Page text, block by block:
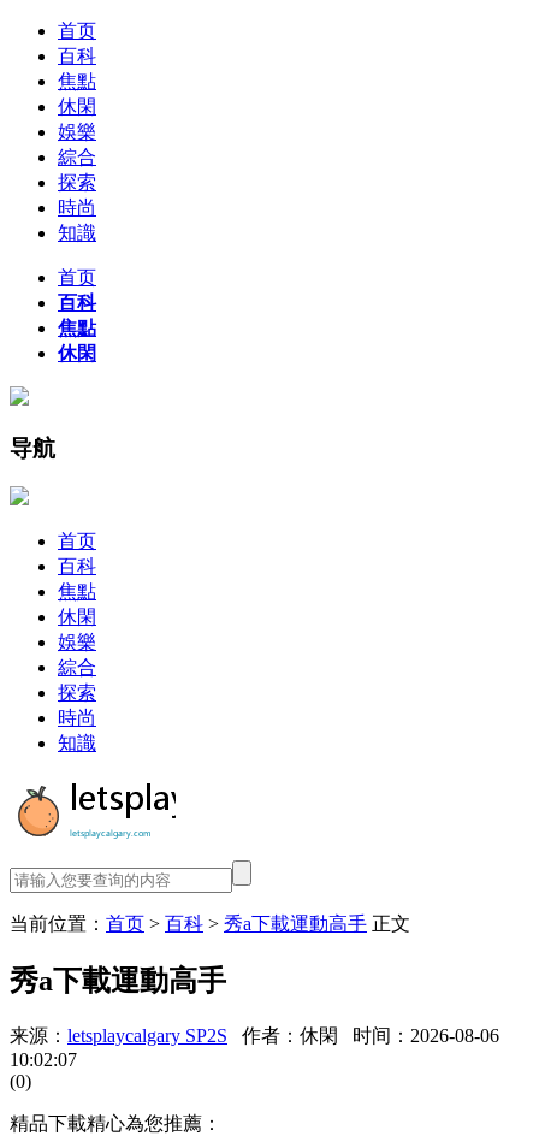
首页
百科
焦點
休閑
娛樂
綜合
探索
時尚
知識
首页
百科
焦點
休閑
导航
首页
百科
焦點
休閑
娛樂
綜合
探索
時尚
知識
当前位置： 首页 > 百科 > 秀a下載運動高手 正文
秀a下載運動高手
来源： letsplaycalgary SP2S 作者：休閑
时间：2026-08-06
10:02:07
(0)
精品下載精心為您推薦：